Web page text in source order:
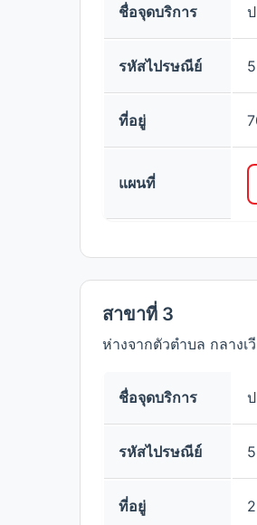
ชื่อจุดบริการ
รหัสไปรษณีย์
ที่อยู่
แผนที่
สาขาที่ 3
ห่างจากตัวตำบล กลางเ
ชื่อจุดบริการ
รหัสไปรษณีย์
ที่อยู่